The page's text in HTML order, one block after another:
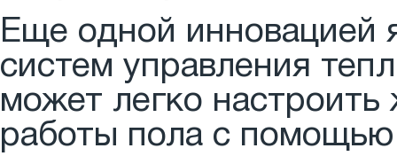
Еще одной инновацией
систем управления
может легко
работы пола с